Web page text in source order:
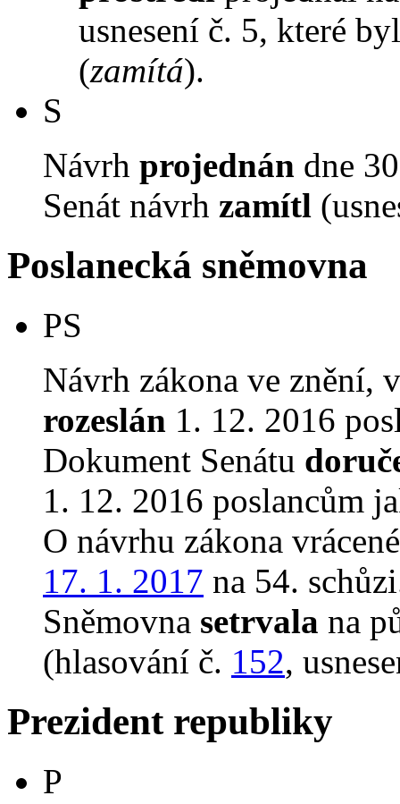
usnesení č. 5, které
(zamítá).
S
Návrh projednán dne
Senát návrh zamítl
Poslanecká sněmovna
PS
Návrh zákona ve znění,
rozeslán 1. 12. 2016
Dokument Senátu
1. 12. 2016 poslancům
O návrhu zákona
17. 1. 2017 na 54.
Sněmovna setrvala na
(hlasování č. 152,
Prezident republiky
P